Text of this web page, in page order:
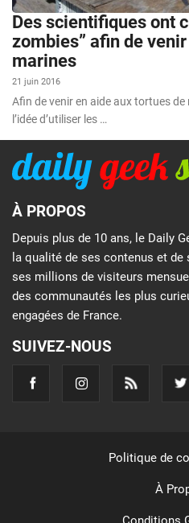
Des scientifiques ont
zombies” afin de
marines
21 juin 2016
Afin de venir en aide aux tortues
l’idée d’utiliser les …
À PROPOS
Depuis plus de 10 ans, le Daily
la qualité de ses contenus et
ses millions de visiteurs
des communautés les plus
engagées de France.
SUIVEZ-NOUS
Politique de
À